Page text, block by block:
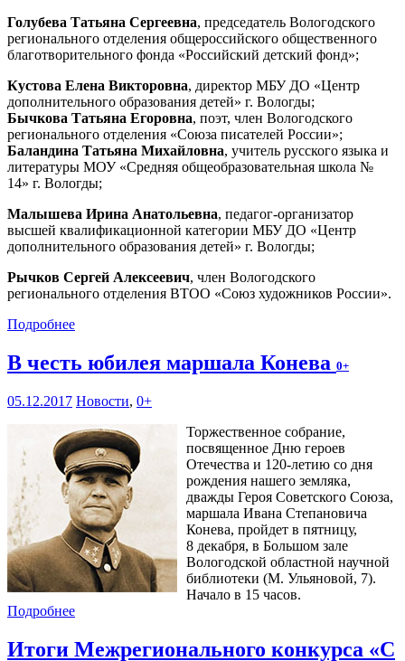
Голубева Татьяна Сергеевна, председатель Вологодского
регионального отделения общероссийского общественного
благотворительного фонда «Российский детский фонд»;
Кустова Елена Викторовна, директор МБУ ДО «Центр
дополнительного образования детей» г. Вологды;
Бычкова Татьяна Егоровна, поэт, член Вологодского
регионального отделения «Союза писателей России»;
Баландина Татьяна Михайловна, учитель русского языка и
литературы МОУ «Средняя общеобразовательная школа №
14» г. Вологды;
Малышева Ирина Анатольевна, педагог-организатор
высшей квалификационной категории МБУ ДО «Центр
дополнительного образования детей» г. Вологды;
Рычков Сергей Алексеевич, член Вологодского
регионального отделения ВТОО «Союз художников России».
Подробнее
В честь юбилея маршала Конева 0+
05.12.2017 Новости, 0+
Торжественное собрание,
посвященное Дню героев
Отечества и 120-летию со дня
рождения нашего земляка,
дважды Героя Советского Союза,
маршала Ивана Степановича
Конева, пройдет в пятницу,
8 декабря, в Большом зале
Вологодской областной научной
библиотеки (М. Ульяновой, 7).
Начало в 15 часов.
Подробнее
Итоги Межрегионального конкурса «С